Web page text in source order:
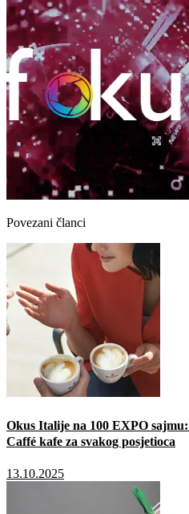
Povezani članci
Okus Italije na 100 EXPO
Caffé kafe za svakog posjetioca
13.10.2025